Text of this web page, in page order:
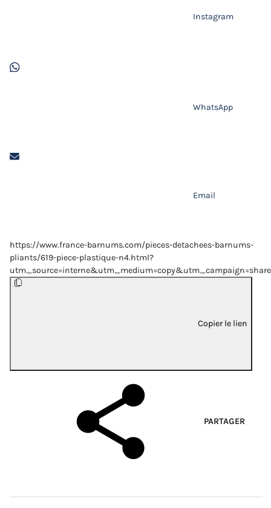
Instagram
WhatsApp
Email
https://www.france-barnums.com/pieces-detachees-barnums-
pliants/619-piece-plastique-n4.html?
Copier le lien
PARTAGER